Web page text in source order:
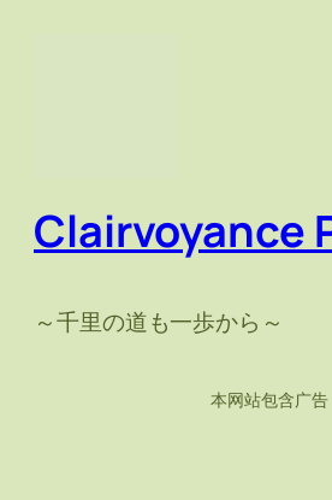
Clairvoyance
～千里の道も一歩から～
本网站包含广告